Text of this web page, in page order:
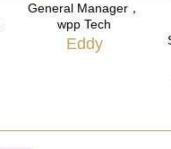
General Manager，
wpp Tech
Eddy